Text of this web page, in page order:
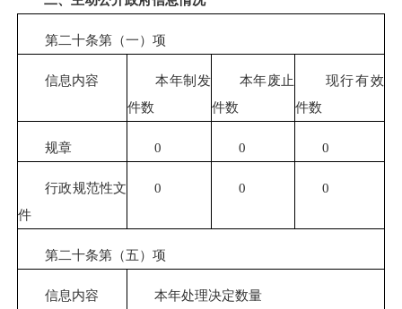
第二十条第（一）项
信息内容
本年制发
件数
本年废止
件数
现行有效
件数
规章 0 0 0
行政规范性文
件
0 0 0
第二十条第（五）项
信息内容 本年处理决定数量